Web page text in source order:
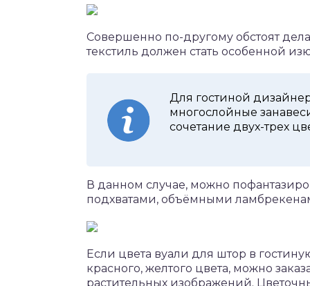
Совершенно по-другому обстоят
текстиль должен стать особенной
Для гостиной
многослойные
сочетание двух-трех
В данном случае, можно
подхватами, объёмными
Если цвета вуали для штор в
красного, желтого цвета, можно
растительных изображений.